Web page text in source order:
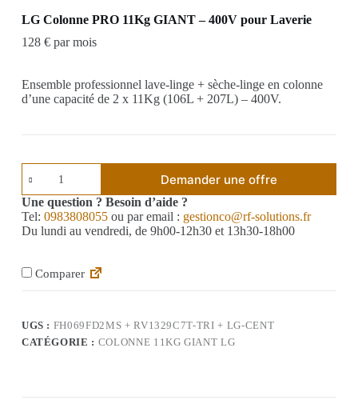
LG Colonne PRO 11Kg GIANT – 400V pour Laverie
128 € par mois
Ensemble professionnel lave-linge + sèche-linge en colonne
d’une capacité de 2 x 11Kg (106L + 207L) – 400V.
Demander une offre
Une question ? Besoin d’aide ?
Tel: 0983808055ou par email : gestionco@rf-solutions.fr
Du lundi au vendredi, de 9h00-12h30 et 13h30-18h00
Comparer
UGS : FH069FD2MS + RV1329C7T-TRI + LG-CENT
CATÉGORIE : COLONNE 11KG GIANT LG